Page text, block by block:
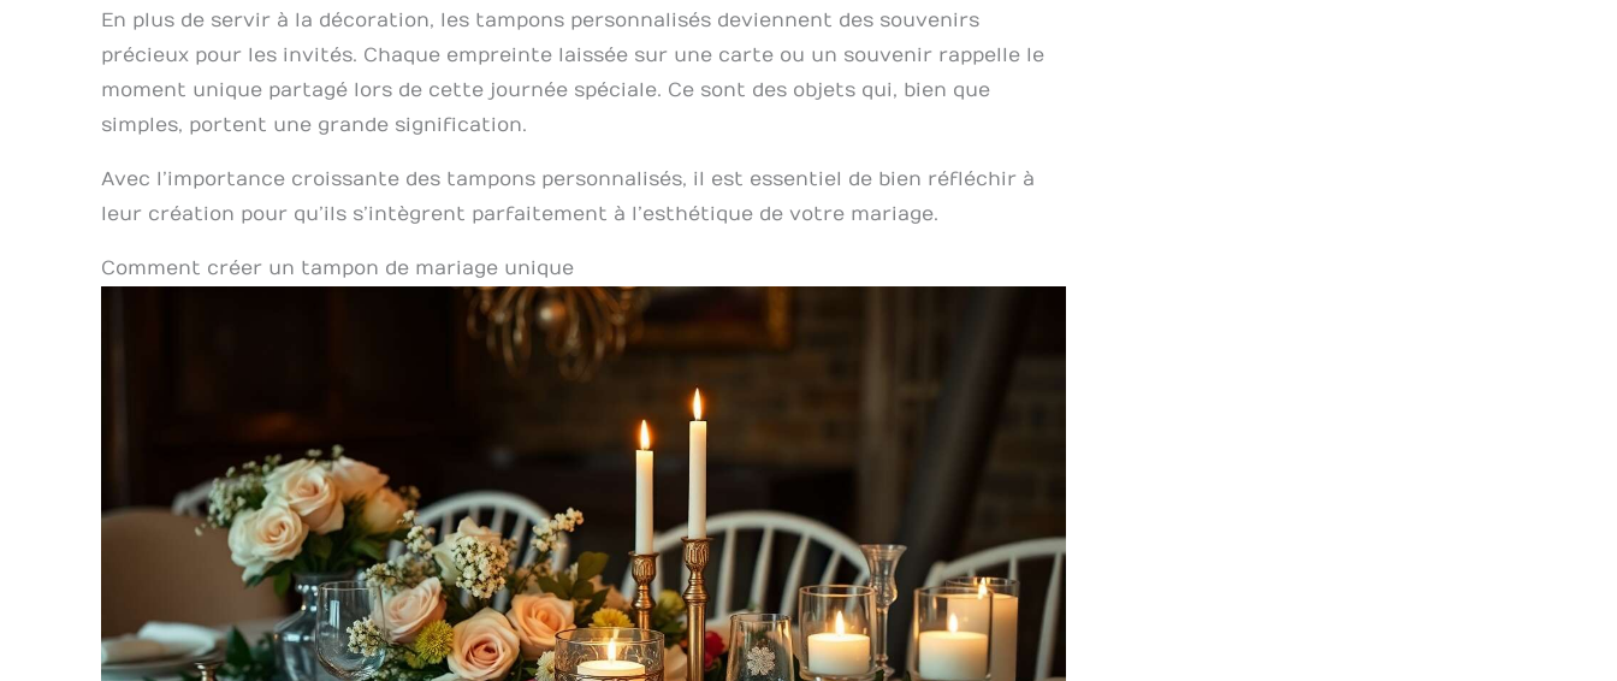
En plus de servir à la décoration, les tampons personnalisés deviennent des souvenirs
précieux pour les invités. Chaque empreinte laissée sur une carte ou un souvenir rappelle le
moment unique partagé lors de cette journée spéciale. Ce sont des objets qui, bien que
simples, portent une grande signification.
Avec l’importance croissante des tampons personnalisés, il est essentiel de bien réfléchir à
leur création pour qu’ils s’intègrent parfaitement à l’esthétique de votre mariage.
Comment créer un tampon de mariage unique